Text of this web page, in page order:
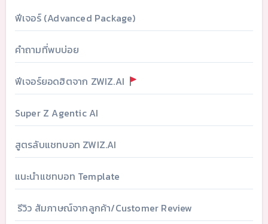
ฟีเจอร์ (Advanced Package)
คำถามที่พบบ่อย
ฟีเจอร์ยอดฮิตจาก ZWIZ.AI
Super Z Agentic AI
สูตรลับแชทบอท ZWIZ.AI
แนะนำแชทบอท Template
รีวิว สัมภาษณ์จากลูกค้า/Customer Review